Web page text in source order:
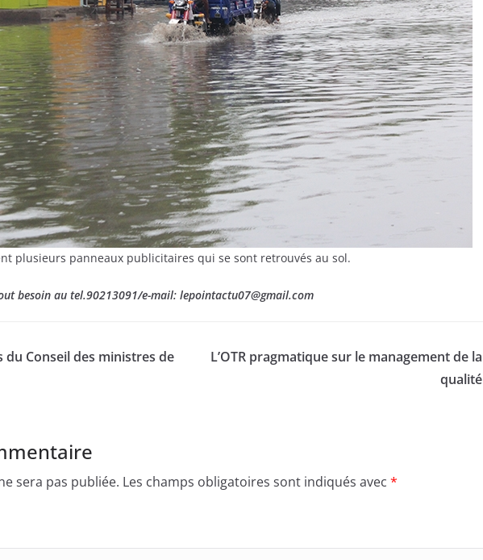
plusieurs panneaux publicitaires qui se sont retrouvés au sol.
besoin au tel.90213091/e-mail: lepointactu07@gmail.com
du Conseil des ministres de
L’OTR pragmatique sur le management de la
qualité
sera pas publiée. Les champs obligatoires sont indiqués avec *